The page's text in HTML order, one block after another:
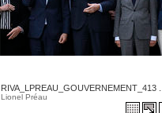
RIVA_LPREAU_GOUVERNEMENT_413 ...
Lionel Préau